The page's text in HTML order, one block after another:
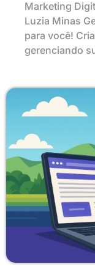
Marketing
Luzia Minas
para você!
gerenciando